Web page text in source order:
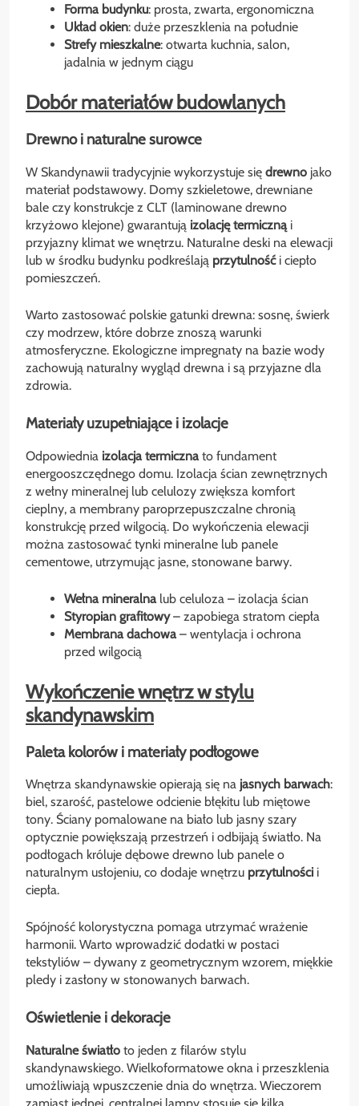
Forma budynku: prosta, zwarta, ergonomiczna
Układ okien: duże przeszklenia na południe
Strefy mieszkalne: otwarta kuchnia, salon,
jadalnia w jednym ciągu
Dobór materiałów budowlanych
Drewno i naturalne surowce
W Skandynawii tradycyjnie wykorzystuje się drewno jako
materiał podstawowy. Domy szkieletowe, drewniane
bale czy konstrukcje z CLT (laminowane drewno
krzyżowo klejone) gwarantują izolację termicznąi
przyjazny klimat we wnętrzu. Naturalne deski na elewacji
lub w środku budynku podkreślają przytulnośći ciepło
pomieszczeń.
Warto zastosować polskie gatunki drewna: sosnę, świerk
czy modrzew, które dobrze znoszą warunki
atmosferyczne. Ekologiczne impregnaty na bazie wody
zachowują naturalny wygląd drewna i są przyjazne dla
zdrowia.
Materiały uzupełniające i izolacje
Odpowiednia izolacja termicznato fundament
energooszczędnego domu. Izolacja ścian zewnętrznych
z wełny mineralnej lub celulozy zwiększa komfort
cieplny, a membrany paroprzepuszczalne chronią
konstrukcję przed wilgocią. Do wykończenia elewacji
można zastosować tynki mineralne lub panele
cementowe, utrzymując jasne, stonowane barwy.
Wełna mineralnalub celuloza – izolacja ścian
Styropian grafitowy– zapobiega stratom ciepła
Membrana dachowa– wentylacja i ochrona
przed wilgocią
Wykończenie wnętrz w stylu
skandynawskim
Paleta kolorów i materiały podłogowe
Wnętrza skandynawskie opierają się na jasnych barwach:
biel, szarość, pastelowe odcienie błękitu lub miętowe
tony. Ściany pomalowane na biało lub jasny szary
optycznie powiększają przestrzeń i odbijają światło. Na
podłogach króluje dębowe drewno lub panele o
naturalnym usłojeniu, co dodaje wnętrzu przytulności i
ciepła.
Spójność kolorystyczna pomaga utrzymać wrażenie
harmonii. Warto wprowadzić dodatki w postaci
tekstyliów – dywany z geometrycznym wzorem, miękkie
pledy i zasłony w stonowanych barwach.
Oświetlenie i dekoracje
Naturalne światło to jeden z filarów stylu
skandynawskiego. Wielkoformatowe okna i przeszklenia
umożliwiają wpuszczenie dnia do wnętrza. Wieczorem